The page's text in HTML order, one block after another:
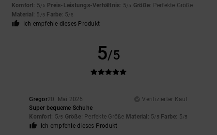
Komfort: 5/5 Preis-Leistungs-Verhältnis: 5/5 Größe: Perfekte Größe
Material : 5 /5 Farbe: 5/5
Ich empfehle dieses Produkt
5/5
Gregor20. Mai 2026
Verifizierter Kauf
Super bequeme Schuhe
Komfort: 5/5 Größe: Perfekte Größe Material : 5/5 Farbe: 5/5
Ich empfehle dieses Produkt